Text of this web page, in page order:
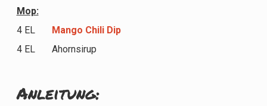
Mop:
4 EL Mango Chili Dip
4 EL Ahornsirup
Anleitung: